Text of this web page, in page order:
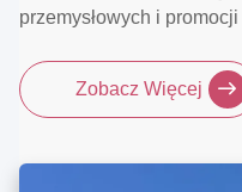
przemysłowych i
Zobacz Więcej